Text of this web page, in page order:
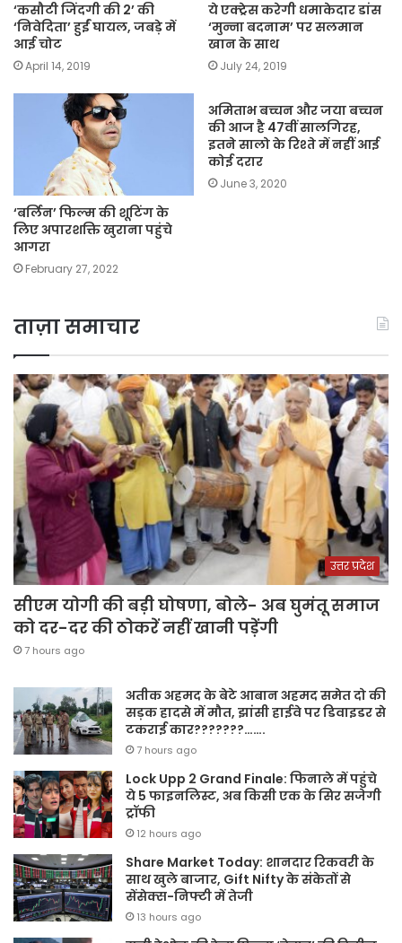
‘कसौटी जिंदगी की 2’ की
‘निवेदिता’ हुईं घायल, जबड़े में
आई चोट
April 14, 2019
ये एक्ट्रेस करेगी धमाकेदार डांस
‘मुन्ना बदनाम’ पर सलमान
खान के साथ
July 24, 2019
‘बर्लिन’ फिल्म की शूटिंग के
लिए अपारशक्ति खुराना पहुंचे
आगरा
February 27, 2022
अमिताभ बच्चन और जया बच्चन
की आज है 47वीं सालगिरह,
इतने सालो के रिश्ते में नहीं आई
कोई दरार
June 3, 2020
ताज़ा समाचार
उत्तर प्रदेश
सीएम योगी की बड़ी घोषणा, बोले- अब घुमंतू समाज
को दर-दर की ठोकरें नहीं खानी पड़ेंगी
7 hours ago
अतीक अहमद के बेटे आबान अहमद समेत दो की
सड़क हादसे में मौत, झांसी हाईवे पर डिवाइडर से
टकराई कार???????…….
7 hours ago
Lock Upp 2 Grand Finale: फिनाले में पहुंचे
ये 5 फाइनलिस्ट, अब किसी एक के सिर सजेगी
ट्रॉफी
12 hours ago
Share Market Today: शानदार रिकवरी के
साथ खुले बाजार, Gift Nifty के संकेतों से
सेंसेक्स-निफ्टी में तेजी
13 hours ago